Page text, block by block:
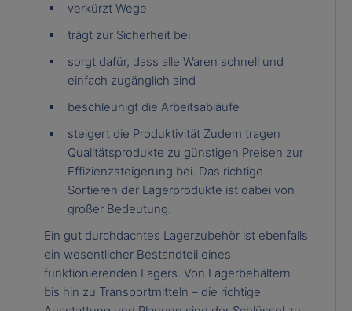
verkürzt Wege
trägt zur Sicherheit bei
sorgt dafür, dass alle Waren schnell und
einfach zugänglich sind
beschleunigt die Arbeitsabläufe
steigert die Produktivität Zudem tragen
Qualitätsprodukte zu günstigen Preisen zur
Effizienzsteigerung bei. Das richtige
Sortieren der Lagerprodukte ist dabei von
großer Bedeutung.
Ein gut durchdachtes Lagerzubehör ist ebenfalls
ein wesentlicher Bestandteil eines
funktionierenden Lagers. Von Lagerbehältern
bis hin zu Transportmitteln – die richtige